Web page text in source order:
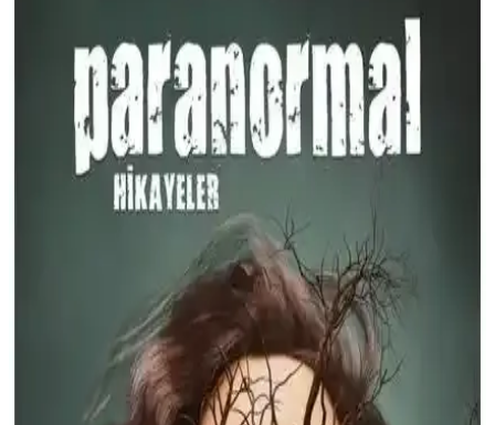
Jennifer L. Armentrout’un Dex Plus Ten ve Ateş
Krallığı Kan ve Kül 2 Romanı: Fantastik ve
Paranormal Hikâyeler
Jennifer L. Armentrout’un Dex Plus Ten ve Ateş Krallığı Kan ve
Kül 2, mitler, tanrılar ve güçlü kadın kahramanlar temasıyla
zenginleştirilmiş, 640 sayfalık fantastik roman. Türkçe yayımlanmış
ve yüksek puan almış bir eser.
Yediveren Yayınları Korku Günlüğü Işıl Işık
Paranormal ve Korku Temalı Günlük Formatında
Korku ve paranormal hikâyeler içeren bu günlük, kişisel gelişim ve
eğlenceyi bir araya getirir. Sınırlı sayıda, özgün tasarımıyla günlük
planlama ve etkinlikler sunar.
Kara Miras: Paranormal ve Gizem Dolu Serüvenler
İçeren Çarpıcı Bir Roman